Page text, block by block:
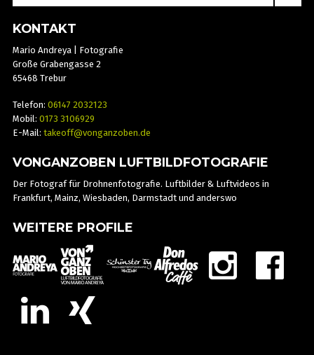
KONTAKT
Mario Andreya | Fotografie
Große Grabengasse 2
65468 Trebur
Telefon: 06147 2032123
Mobil: 0173 3106929
E-Mail: takeoff@vonganzoben.de
VONGANZOBEN LUFTBILDFOTOGRAFIE
Der Fotograf für Drohnenfotografie. Luftbilder & Luftvideos in
Frankfurt, Mainz, Wiesbaden, Darmstadt und anderswo
WEITERE PROFILE